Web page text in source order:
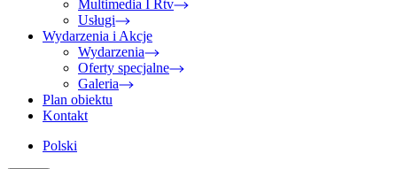
Multimedia I Rtv
Usługi
Wydarzenia i Akcje
Wydarzenia
Oferty specjalne
Galeria
Plan obiektu
Kontakt
Polski